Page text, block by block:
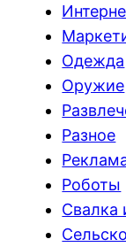
Одежда
Оружие
Разное
Роботы
Свалка